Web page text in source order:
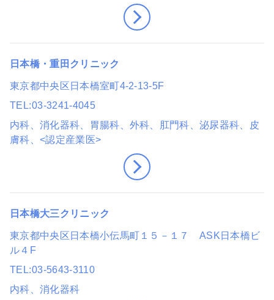
日本橋・重田クリニック
東京都中央区日本橋室町4-2-13-5F
TEL 03-3241-4045
内科、消化器科、胃腸科、外科、肛門科、泌尿器科、皮
膚科 、<認定産業医>
日本橋大三クリニック
東京都中央区日本橋小伝馬町１５－１７ ASK日本橋ビ
ル４F
TEL 03-5643-3110
内科、消化器科